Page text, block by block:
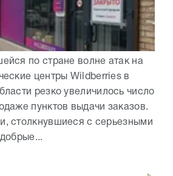
по стране волне атак на
центры Wildberries в
резко увеличилось число
пунктов выдачи заказов.
столкнувшиеся с серьезными